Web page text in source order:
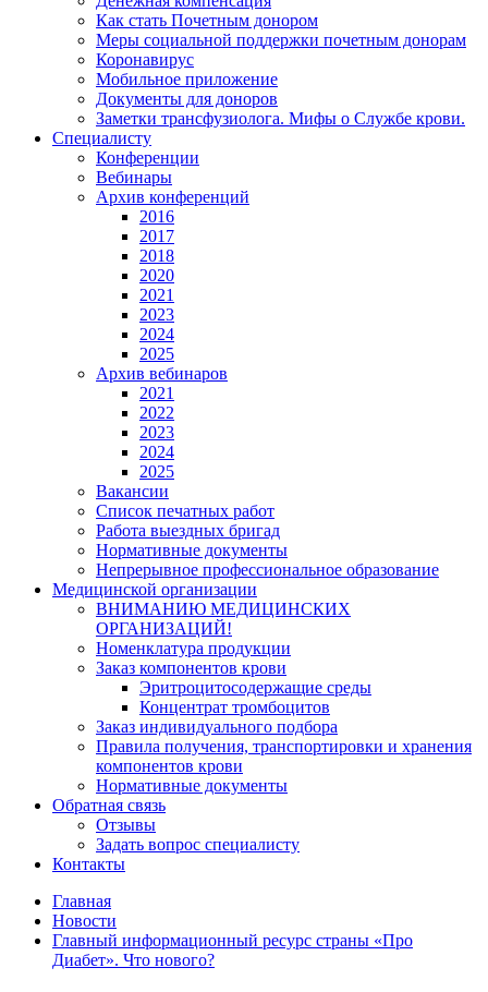
Как стать Почетным донором
Меры социальной поддержки почетным донорам
Коронавирус
Мобильное приложение
Документы для доноров
Заметки трансфузиолога. Мифы о Службе крови.
Специалисту
Конференции
Вебинары
Архив конференций
2016
2017
2018
2020
2021
2023
2024
2025
Архив вебинаров
2021
2022
2023
2024
2025
Вакансии
Список печатных работ
Работа выездных бригад
Нормативные документы
Непрерывное профессиональное образование
Медицинской организации
ВНИМАНИЮ МЕДИЦИНСКИХ
ОРГАНИЗАЦИЙ!
Номенклатура продукции
Заказ компонентов крови
Эритроцитосодержащие среды
Концентрат тромбоцитов
Заказ индивидуального подбора
Правила получения, транспортировки и хранения
компонентов крови
Нормативные документы
Обратная связь
Отзывы
Задать вопрос специалисту
Контакты
Главная
Новости
Главный информационный ресурс страны «Про
Диабет». Что нового?